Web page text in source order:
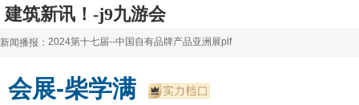
建筑新讯！-j9九游会
新闻播报：
2024上海自有品牌展--百货展|食品展 零售展|oem展
2024第十七届--中国自有品牌产品亚洲展plf
2024全球自有--品牌产品亚洲展（plf）
会展-柴学满